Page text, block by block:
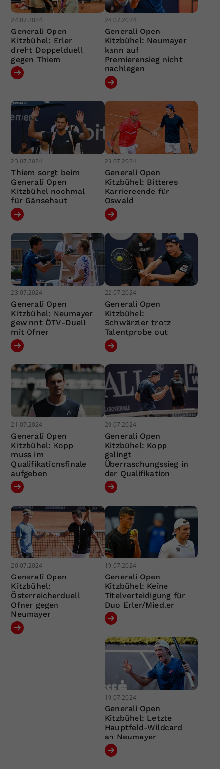
24.07.2024
Generali Open
Kitzbühel: Erler
dreht Doppelduell
gegen Thiem
24.07.2024
Generali Open
Kitzbühel: Neumayer
kann auf
Premierensieg nicht
nachlegen
23.07.2024
Thiem sorgt beim
Generali Open
Kitzbühel nochmal
für Gänsehaut
23.07.2024
Generali Open
Kitzbühel: Bitteres
Karriereende für
Oswald
23.07.2024
Generali Open
Kitzbühel: Neumayer
gewinnt ÖTV-Duell
mit Ofner
22.07.2024
Generali Open
Kitzbühel:
Schwärzler trotz
Talentprobe out
21.07.2024
Generali Open
Kitzbühel: Kopp
muss im
Qualifikationsfinale
aufgeben
20.07.2024
Generali Open
Kitzbühel: Kopp
gelingt
Überraschungssieg in
der Qualifikation
20.07.2024
Generali Open
Kitzbühel:
Österreicherduell
Ofner gegen
Neumayer
19.07.2024
Generali Open
Kitzbühel: Keine
Titelverteidigung für
Duo Erler/Miedler
19.07.2024
Generali Open
Kitzbühel: Letzte
Hauptfeld-Wildcard
an Neumayer